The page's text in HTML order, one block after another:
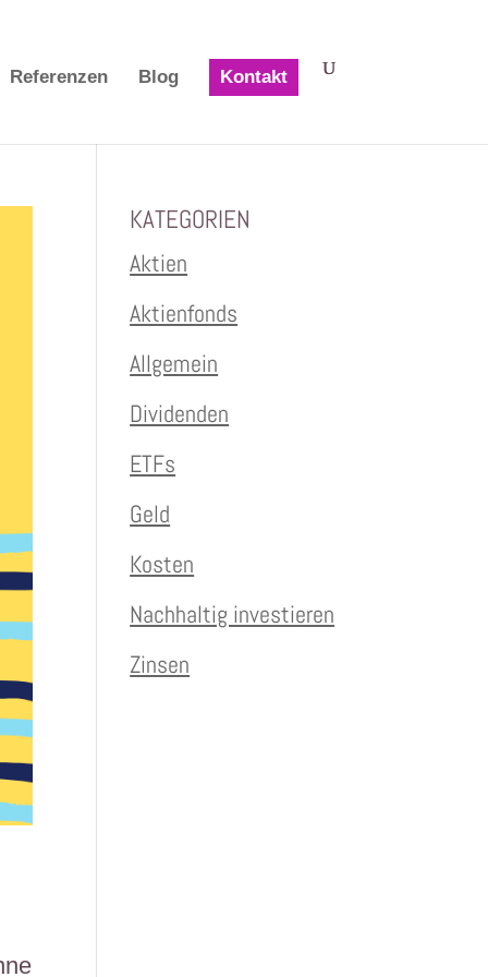
Referenzen Blog Kontakt
KATEGORIEN
Aktien
Aktienfonds
Allgemein
Dividenden
ETFs
Geld
Kosten
Nachhaltig investieren
Zinsen